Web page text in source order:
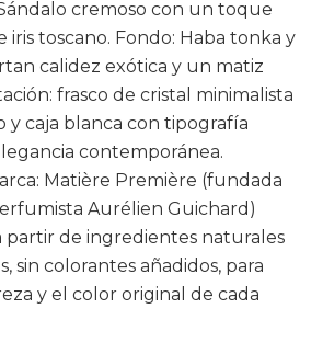
cremoso con un toque
iris toscano. Fondo: Haba tonka y
calidez exótica y un matiz
frasco de cristal minimalista
y caja blanca con tipografía
contemporánea.
Matière Première (fundada
Aurélien Guichard)
partir de ingredientes naturales
sin colorantes añadidos, para
y el color original de cada